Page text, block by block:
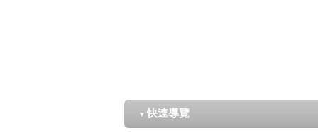
▼ 快速導覽